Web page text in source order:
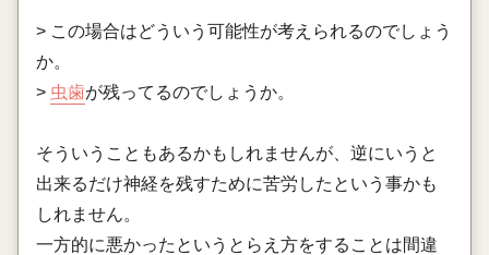
> この場合はどういう可能性が考えられるのでしょう
か。
> 虫歯が残ってるのでしょうか。
そういうこともあるかもしれませんが、逆にいうと
出来るだけ神経を残すために苦労したという事かも
しれません。
一方的に悪かったというとらえ方をすることは間違